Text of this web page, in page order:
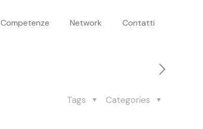
Competenze Network Contatti
Categories
Tags